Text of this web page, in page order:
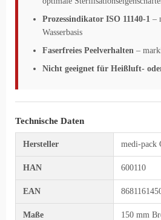
Prozessindikator ISO 11140-1 –
Wasserbasis
Faserfreies Peelverhalten –
Nicht geeignet für Heißluft-
Technische Daten
Hersteller medi-pack
HAN 600110
EAN
Maße 150 mm